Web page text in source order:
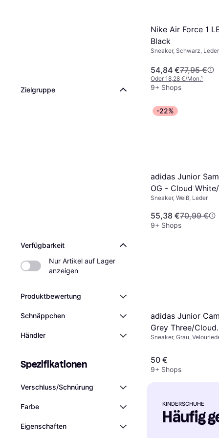
Zielgruppe
Verfügbarkeit
Nur Artikel auf Lager
anzeigen
Produktbewertung
Schnäppchen
Händler
Spezifikationen
Verschluss/Schnürung
Farbe
Eigenschaften
Nike Air Force 1
Black
Sneaker, Schwarz,
54,84 €77,95 €
Oder 18,28 €/Mon.¹
9+ Shops
-22%
adidas Junior
OG - Cloud
Black/Gum
Sneaker, Weiß, Leder
55,38 €70,99 €
9+ Shops
adidas Junior
Grey Three/Cloud
White/Cloud
Sneaker, Grau,
50 €
9+ Shops
KINDERSCHUHE
Häufig